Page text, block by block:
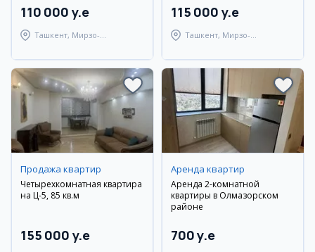
110 000 y.e
Ташкент, Мирзо-
115 000 y.e
Ташкент, Мирзо-
Продажа квартир
Четырехкомнатная квартира
на Ц-5, 85 кв.м
155 000 y.e
Аренда квартир
Аренда 2-комнатной
квартиры в Олмазорском
районе
700 y.e